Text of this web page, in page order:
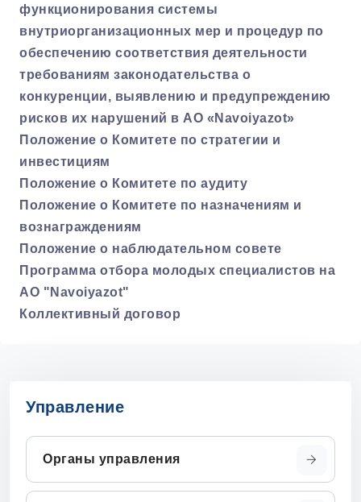
функционирования системы
внутриорганизационных мер и процедур по
обеспечению соответствия деятельности
требованиям законодательства о
конкуренции, выявлению и предупреждению
рисков их нарушений в АО «Navoiyazot»
Положение о Комитете по стратегии и
инвестициям
Положение о Комитете по аудиту
Положение о Комитете по назначениям и
вознаграждениям
Положение о наблюдательном совете
Программа отбора молодых специалистов на
АО "Navoiyazot"
Коллективный договор
Управление
Органы управления